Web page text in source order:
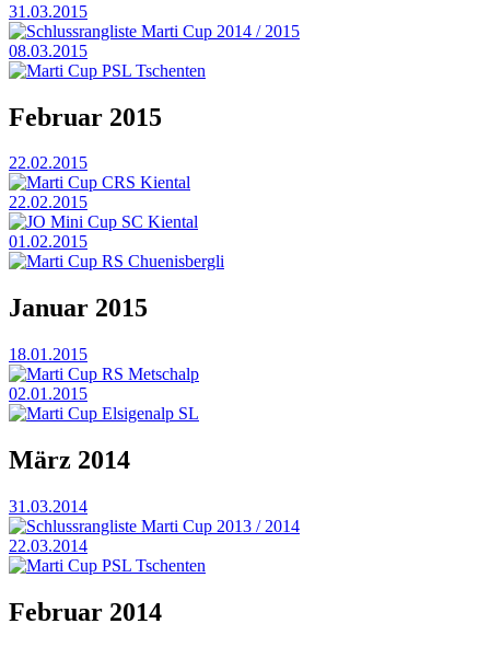
31.03.2015
Schlussrangliste Marti Cup 2014 / 2015
08.03.2015
Marti Cup PSL Tschenten
Februar 2015
22.02.2015
Marti Cup CRS Kiental
22.02.2015
JO Mini Cup SC Kiental
01.02.2015
Marti Cup RS Chuenisbergli
Januar 2015
18.01.2015
Marti Cup RS Metschalp
02.01.2015
Marti Cup Elsigenalp SL
März 2014
31.03.2014
Schlussrangliste Marti Cup 2013 / 2014
22.03.2014
Marti Cup PSL Tschenten
Februar 2014